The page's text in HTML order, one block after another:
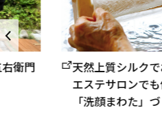
衛門
天然上質シルク
エステサロンで
「洗顔まわた」